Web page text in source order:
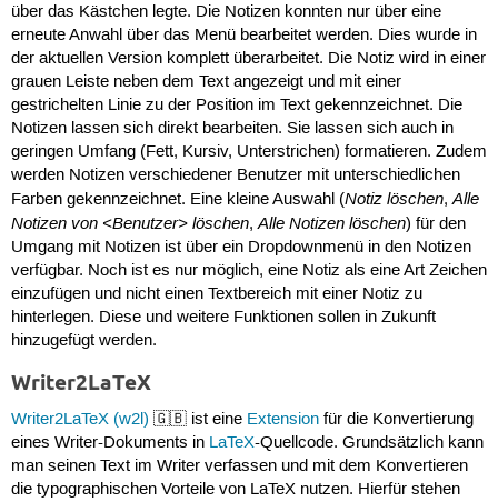
über das Kästchen legte. Die Notizen konnten nur über eine
erneute Anwahl über das Menü bearbeitet werden. Dies wurde in
der aktuellen Version komplett überarbeitet. Die Notiz wird in einer
grauen Leiste neben dem Text angezeigt und mit einer
gestrichelten Linie zu der Position im Text gekennzeichnet. Die
Notizen lassen sich direkt bearbeiten. Sie lassen sich auch in
geringen Umfang (Fett, Kursiv, Unterstrichen) formatieren. Zudem
werden Notizen verschiedener Benutzer mit unterschiedlichen
Farben gekennzeichnet. Eine kleine Auswahl (Notiz löschen,Alle
Notizen von <Benutzer> löschen,Alle Notizen löschen) für den
Umgang mit Notizen ist über ein Dropdownmenü in den Notizen
verfügbar. Noch ist es nur möglich, eine Notiz als eine Art Zeichen
einzufügen und nicht einen Textbereich mit einer Notiz zu
hinterlegen. Diese und weitere Funktionen sollen in Zukunft
hinzugefügt werden.
Writer2LaTeX
Writer2LaTeX (w2l) 🇬🇧 ist eine Extensionfür die Konvertierung
eines Writer-Dokuments in LaTeX-Quellcode. Grundsätzlich kann
man seinen Text im Writer verfassen und mit dem Konvertieren
die typographischen Vorteile von LaTeX nutzen. Hierfür stehen